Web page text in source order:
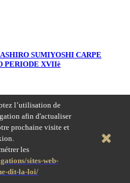
l’utilisation de
afin d'actualiser
prochaine visite et
les
sites-web-
dit-la-loi/
SUMIYOSHI CARPE
PERIODE XVIIè